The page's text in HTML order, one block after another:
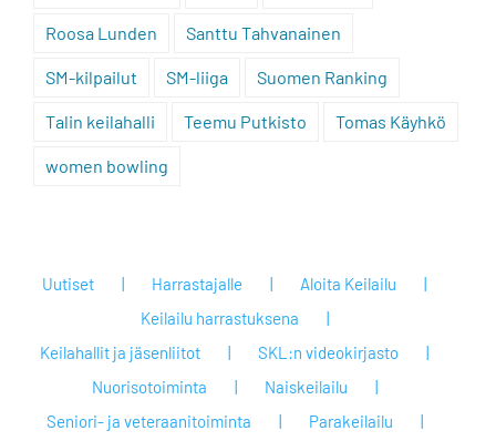
Roosa Lunden Santtu Tahvanainen
SM-kilpailut SM-liiga Suomen Ranking
Talin keilahalli Teemu Putkisto Tomas Käyhkö
women bowling
Uutiset Harrastajalle
Aloita Keilailu
Keilailu harrastuksena
Keilahallit ja jäsenliitot
SKL:n videokirjasto
Nuorisotoiminta
Naiskeilailu
Seniori- ja veteraanitoiminta
Parakeilailu